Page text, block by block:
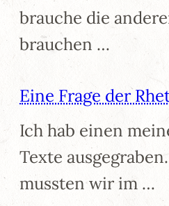
brauche die
brauchen …
Eine Frage der
Ich hab einen
Texte
mussten wir im …